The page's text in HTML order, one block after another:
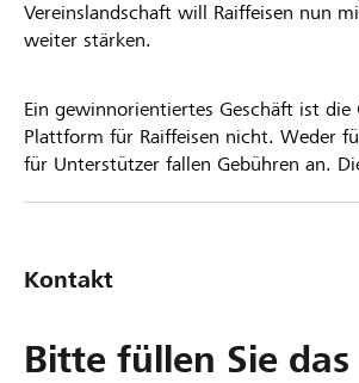
Vereinslandschaft will Raiffeisen nun
weiter stärken.
Ein gewinnorientiertes Geschäft ist
Plattform für Raiffeisen nicht. Weder
für Unterstützer fallen Gebühren an.
Kontakt
Bitte füllen Sie das